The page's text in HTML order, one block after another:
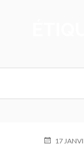
PUBLIÉ
17